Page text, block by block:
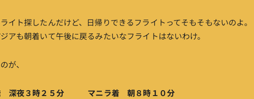
イト探したんだけど、日帰りできるフライトってそもそもないのよ。
アも朝着いて午後に戻るみたいなフライトはないわけ。
が、
深夜３時２５分 マニラ着 朝８時１０分